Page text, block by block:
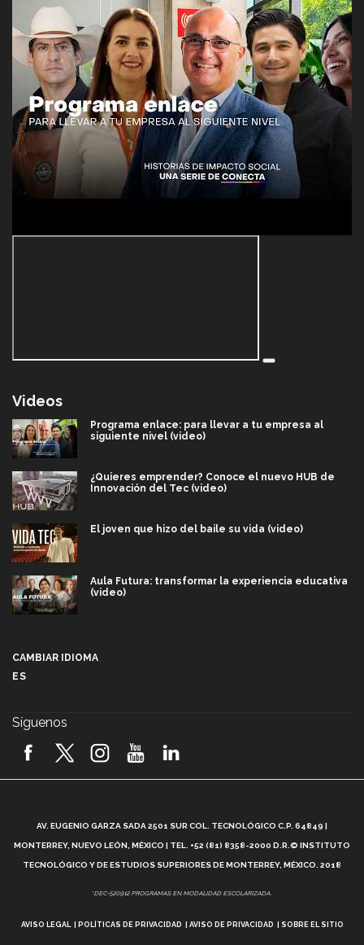
Videos
Programa enlace: para llevar a tu empresa al
siguiente nivel (video)
¿Quieres emprender? Conoce el nuevo HUB de
Innovación del Tec (video)
El joven que hizo del baile su vida (video)
Aula Futura: transformar la experiencia educativa
(video)
2026! (video)
¿Cómo es el Modelo Educativo Tec? (video)
Vida Tec: Feminismo e Inteligencia Artificial, Paola
CAMBIAR IDIOMA
ES
Síguenos
AV. EUGENIO GARZA SADA 2501 SUR COL. TECNOLÓGICO C.P. 64849 |
MONTERREY, NUEVO LEÓN, MÉXICO | TEL. +52 (81) 8358-2000 D.R.© INSTITUTO
TECNOLÓGICO Y DE ESTUDIOS SUPERIORES DE MONTERREY, MÉXICO. 2018
*DEC-520912 PROGRAMAS EN MODALIDAD ESCOLARIZADA.
AVISO LEGAL POLÍTICAS DE PRIVACIDAD AVISO DE PRIVACIDAD SOBRE EL SITIO